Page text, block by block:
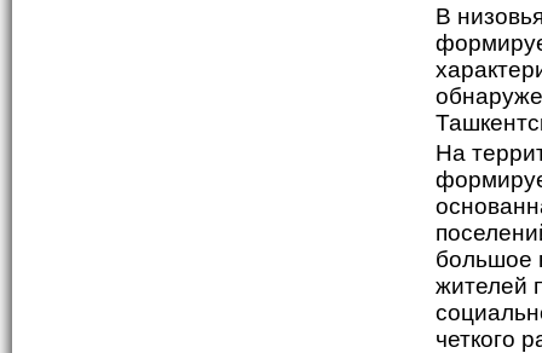
В
На
большое
жителей
четкого